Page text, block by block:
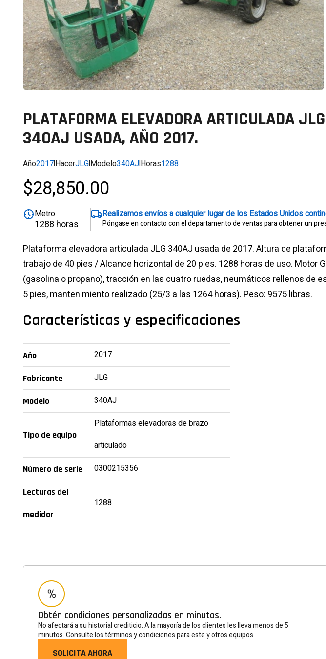
PLATAFORMA ELEVADORA ARTICULADA JLG
340AJ USADA, AÑO 2017.
Año2017|HacerJLG|Modelo340AJ|Horas1288
$28,850.00
Metro
1288 horas
Realizamos envíos a cualquier lugar de los Estados Unidos
Póngase en contacto con el departamento de ventas para obtener un
Plataforma elevadora articulada JLG 340AJ usada de 2017. Altura de
trabajo de 40 pies / Alcance horizontal de 20 pies. 1288 horas de uso. Motor
(gasolina o propano), tracción en las cuatro ruedas, neumáticos rellenos de
5 pies, mantenimiento realizado (25/3 a las 1264 horas). Peso: 9575 libras.
Características y especificaciones
Año 2017
Fabricante JLG
Modelo 340AJ
Tipo de equipo
Plataformas elevadoras de brazo
articulado
Número de serie 0300215356
Lecturas del
medidor
1288
Obtén condiciones personalizadas en minutos.
No afectará a su historial crediticio. A la mayoría de los clientes les lleva menos de 5
minutos. Consulte los términos y condiciones para este y otros equipos.
SOLICITA AHORA